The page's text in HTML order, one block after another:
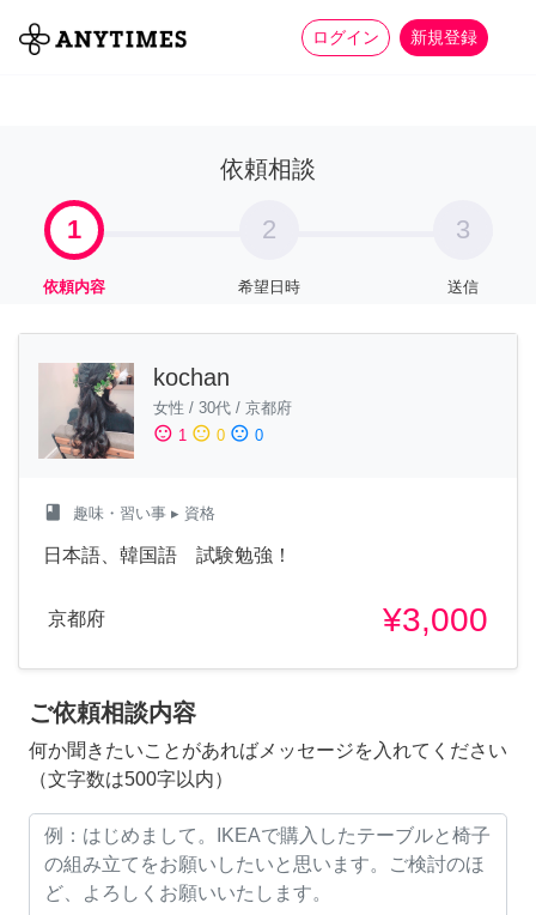
ログイン 新規登録
全て 家事 more_horiz
依頼相談
1
依頼内容
2
希望日時
3
送信
kochan
女性 / 30代 / 京都府
sentiment_satisfied 1 sentiment_neutral 0 sentiment_dissatisfied 0
class 趣味・習い事 ▸ 資格
日本語、韓国語 試験勉強！
京都府 ¥3,000
ご依頼相談内容
何か聞きたいことがあればメッセージを入れてください
（文字数は500字以内）